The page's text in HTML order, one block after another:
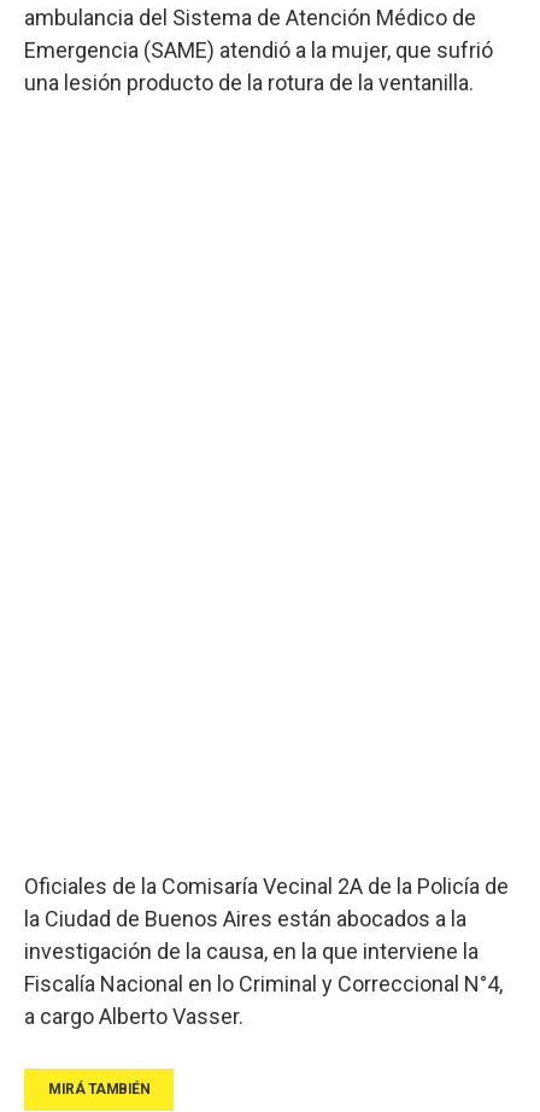
ambulancia del Sistema de Atención Médico de
Emergencia (SAME) atendió a la mujer, que sufrió
una lesión producto de la rotura de la ventanilla.
Oficiales de la Comisaría Vecinal 2A de la Policía de
la Ciudad de Buenos Aires están abocados a la
investigación de la causa, en la que interviene la
Fiscalía Nacional en lo Criminal y Correccional N°4,
a cargo Alberto Vasser.